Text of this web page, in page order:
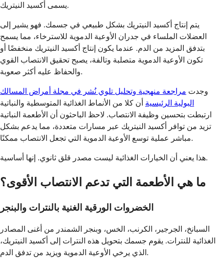
يسمى أكسيد النيتريك.
يتم إنتاج أكسيد النيتريك بشكل طبيعي في جسمك. فهو يشير إلى
العضلات الملساء في جدران الأوعية الدموية للاسترخاء، مما يسمح
بتدفق المزيد من الدم. عندما يكون إنتاج أكسيد النيتريك منخفضًا أو
تكون الأوعية الدموية متصلبة وتالفة، يصبح تحقيق الانتصاب القوي
والحفاظ عليه أكثر صعوبة.
وجدت مراجعة منهجية وتحليل تلوي نُشر في مجلة أمراض المسالك
البولية الرئيسية أن كلا من الأنماط الغذائية المتوسطية والنباتية
ارتبطت بتحسين وظيفة الانتصاب. لاحظ الباحثون أن الأطعمة النباتية
تزيد من توافر أكسيد النيتريك عبر مسارات متعددة، مما يدعم بشكل
مباشر عملية توسع الأوعية الدموية التي تجعل الانتصاب ممكنًا.
هذا يعني أن الخيارات الغذائية ليست مصدر قلق ثانوي. إنها أساسية.
ما هي الأطعمة التي تدعم الانتصاب الأقوى؟
الخضروات الورقية الغنية بالنترات والبنجر
السبانخ، الجرجير، الكرنب، الخس، وبنجر الشمندر من أغنى المصادر
الغذائية للنترات. يقوم جسمك بتحويل هذه النترات إلى أكسيد النيتريك،
الذي يرخي الأوعية الدموية ويزيد من تدفق الدم.